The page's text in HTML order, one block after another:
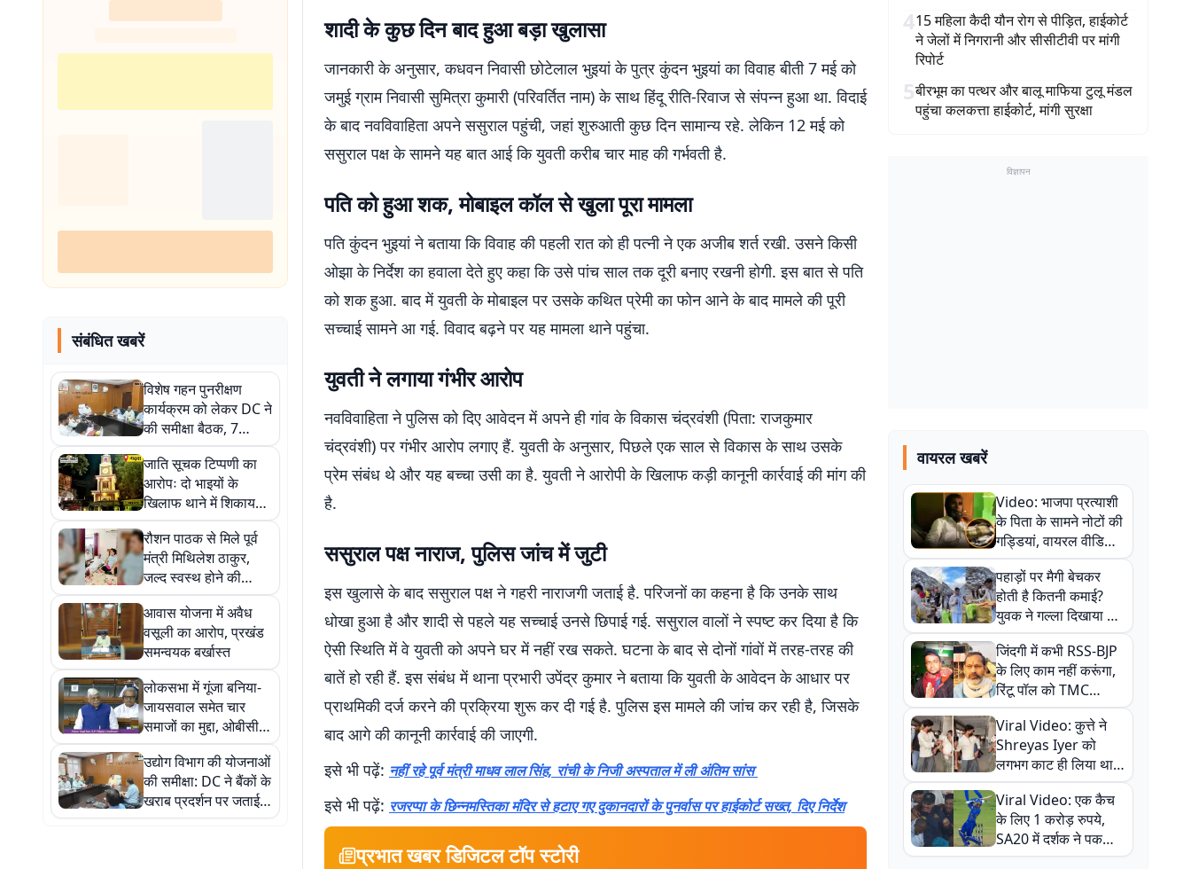
संबंधित खबरें
विशेष गहन पुनरीक्षण
कार्यक्रम को लेकर DC ने
की समीक्षा बैठक, 7
अक्टूबर को प्रकाशित
होगी अंतिम मतदाता सूची
जाति सूचक टिप्पणी का
आरोपः दो भाइयों के
खिलाफ थाने में शिकायत;
पुलिस ने शुरू की जांच
रौशन पाठक से मिले पूर्व
मंत्री मिथिलेश ठाकुर,
जल्द स्वस्थ होने की
कामना
आवास योजना में अवैध
वसूली का आरोप, प्रखंड
समन्वयक बर्खास्त
लोकसभा में गूंजा बनिया-
जायसवाल समेत चार
समाजों का मुद्दा, ओबीसी
सूची में शामिल करने की
मांग
उद्योग विभाग की योजनाओं
की समीक्षा: DC ने बैंकों के
खराब प्रदर्शन पर जताई
नाराजगी, दिए लक्ष्य पूरा
शादी के कुछ दिन बाद हुआ बड़ा खुलासा
जानकारी के अनुसार, कधवन निवासी छोटेलाल भुइयां के पुत्र कुंदन भुइयां का विवाह बीती 7 मई को
जमुई ग्राम निवासी सुमित्रा कुमारी (परिवर्तित नाम) के साथ हिंदू रीति-रिवाज से संपन्न हुआ था. विदाई
के बाद नवविवाहिता अपने ससुराल पहुंची, जहां शुरुआती कुछ दिन सामान्य रहे. लेकिन 12 मई को
ससुराल पक्ष के सामने यह बात आई कि युवती करीब चार माह की गर्भवती है.
पति को हुआ शक, मोबाइल कॉल से खुला पूरा मामला
पति कुंदन भुइयां ने बताया कि विवाह की पहली रात को ही पत्नी ने एक अजीब शर्त रखी. उसने किसी
ओझा के निर्देश का हवाला देते हुए कहा कि उसे पांच साल तक दूरी बनाए रखनी होगी. इस बात से पति
को शक हुआ. बाद में युवती के मोबाइल पर उसके कथित प्रेमी का फोन आने के बाद मामले की पूरी
सच्चाई सामने आ गई. विवाद बढ़ने पर यह मामला थाने पहुंचा.
युवती ने लगाया गंभीर आरोप
नवविवाहिता ने पुलिस को दिए आवेदन में अपने ही गांव के विकास चंद्रवंशी (पिता: राजकुमार
चंद्रवंशी) पर गंभीर आरोप लगाए हैं. युवती के अनुसार, पिछले एक साल से विकास के साथ उसके
प्रेम संबंध थे और यह बच्चा उसी का है. युवती ने आरोपी के खिलाफ कड़ी कानूनी कार्रवाई की मांग की
है.
ससुराल पक्ष नाराज, पुलिस जांच में जुटी
इस खुलासे के बाद ससुराल पक्ष ने गहरी नाराजगी जताई है. परिजनों का कहना है कि उनके साथ
धोखा हुआ है और शादी से पहले यह सच्चाई उनसे छिपाई गई. ससुराल वालों ने स्पष्ट कर दिया है कि
ऐसी स्थिति में वे युवती को अपने घर में नहीं रख सकते. घटना के बाद से दोनों गांवों में तरह-तरह की
बातें हो रही हैं. इस संबंध में थाना प्रभारी उपेंद्र कुमार ने बताया कि युवती के आवेदन के आधार पर
प्राथमिकी दर्ज करने की प्रक्रिया शुरू कर दी गई है. पुलिस इस मामले की जांच कर रही है, जिसके
बाद आगे की कानूनी कार्रवाई की जाएगी.
इसे भी पढ़ें: नहीं रहे पूर्व मंत्री माधव लाल सिंह, रांची के निजी अस्पताल में ली अंतिम सांस
इसे भी पढ़ें: रजरप्पा के छिन्नमस्तिका मंदिर से हटाए गए दुकानदारों के पुनर्वास पर हाईकोर्ट सख्त, दिए निर्देश
प्रभात खबर डिजिटल टॉप स्टोरी
415 महिला कैदी यौन रोग से पीड़ित, हाईकोर्ट
ने जेलों में निगरानी और सीसीटीवी पर मांगी
रिपोर्ट
5बीरभूम का पत्थर और बालू माफिया टुलू मंडल
पहुंचा कलकत्ता हाईकोर्ट, मांगी सुरक्षा
विज्ञापन
वायरल खबरें
Video: भाजपा प्रत्याशी
के पिता के सामने नोटों की
गड्डियां, वायरल वीडियो
से राजनीति में उबाल,
अजित महतो बोले- TMC
की गंदी चाल
पहाड़ों पर मैगी बेचकर
होती है कितनी कमाई?
युवक ने गल्ला दिखाया तो
नौकरी वालों के खड़े हो गए
कान
जिंदगी में कभी RSS-BJP
के लिए काम नहीं करूंगा,
रिंटू पॉल को TMC
ऑफिस में ले जाकर पीटा,
Video वायरल
Viral Video: कुत्ते ने
Shreyas Iyer को
लगभग काट ही लिया था,
न्यूजीलैंड सीरीज से पहले
बाल-बाल बचे
Viral Video: एक कैच
के लिए 1 करोड़ रुपये,
SA20 में दर्शक ने पकड़ा
एक हाथ से गजब का कैच